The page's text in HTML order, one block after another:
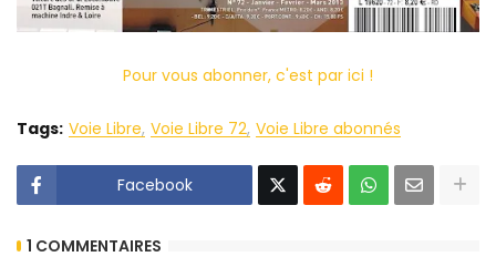
Pour vous abonner, c'est par ici !
Tags: Voie Libre Voie Libre 72 Voie Libre abonnés
Facebook
1 COMMENTAIRES